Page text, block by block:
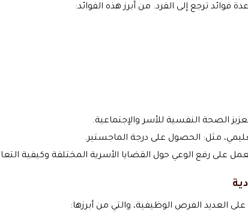
فوائد ترجع إلى الفرد. من أبرز هذه الفوائد:
الصحة النفسية للأسر والإجتماعية.
مثل: الحصول على درجة الماجستير.
على رفع الوعي حول القضايا الأسرية المختلفة وكيفية
العديد الفرص الوظيفية، والتي من أبرزها: